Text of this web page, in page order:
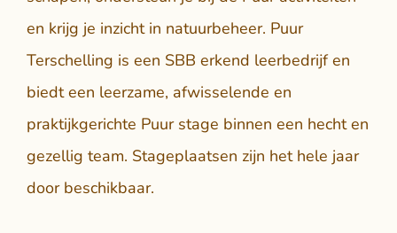
en krijg je inzicht in natuurbeheer. Puur
Terschelling is een SBB erkend leerbedrijf en
biedt een leerzame, afwisselende en
praktijkgerichte Puur stage binnen een hecht en
gezellig team. Stageplaatsen zijn het hele jaar
door beschikbaar.